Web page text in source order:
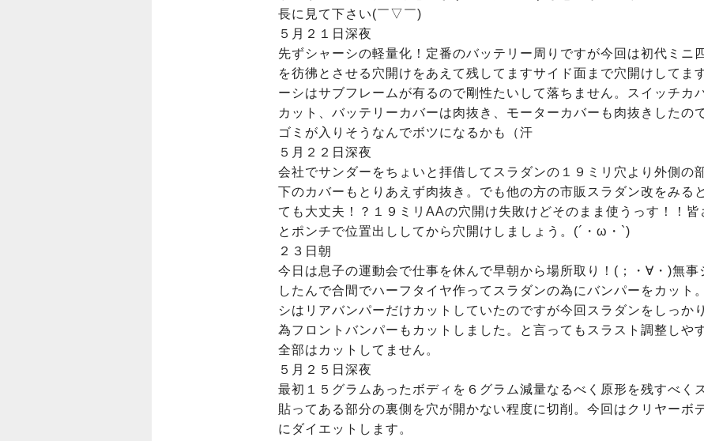
長に見て下さい(￣▽￣)ゞ
５月２１日深夜
先ずシャーシの軽量化！定番のバッテリー周りですが今回は初代ミニ
を彷彿とさせる穴開けをあえて残してますサイド面まで穴開けしてま
ーシはサブフレームが有るので剛性たいして落ちません。スイッチカ
カット、バッテリーカバーは肉抜き、モーターカバーも肉抜きしたの
ゴミが入りそうなんでボツになるかも（汗
５月２２日深夜
会社でサンダーをちょいと拝借してスラダンの１９ミリ穴より外側の
下のカバーもとりあえず肉抜き。でも他の方の市販スラダン改をみる
ても大丈夫！？１９ミリAAの穴開け失敗けどそのまま使うっす！！皆
とポンチで位置出ししてから穴開けしましょう。(´・ω・`)
２３日朝
今日は息子の運動会で仕事を休んで早朝から場所取り！(；・∀・)無事
したんで合間でハーフタイヤ作ってスラダンの為にバンパーをカット
シはリアバンパーだけカットしていたのですが今回スラダンをしっか
為フロントバンパーもカットしました。と言ってもスラスト調整しや
全部はカットしてません。
５月２５日深夜
最初１５グラムあったボディを６グラム減量なるべく原形を残すべく
貼ってある部分の裏側を穴が開かない程度に切削。今回はクリヤーボ
にダイエットします。